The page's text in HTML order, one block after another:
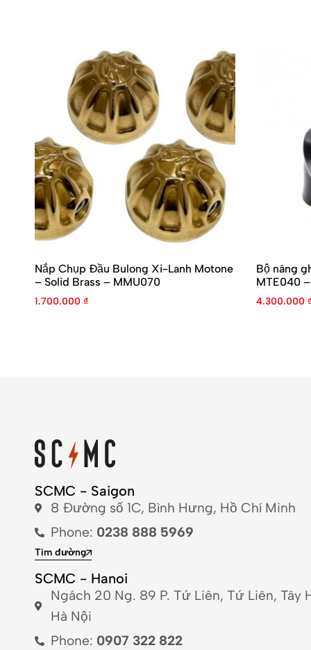
Nắp Chụp Đầu Bulong Xi-Lanh Motone
– Solid Brass – MMU070
1.700.000 ₫
Bộ nâng
MTE040
4.300.000
SCMC - Saigon
8 Đường số 1C, Bình Hưng, Hồ Chí Minh
Phone: 0238 888 5969
Tìm đường
SCMC - Hanoi
Ngách 20 Ng. 89 P. Tứ Liên, Tứ Liên, Tây
Hà Nội
Phone: 0907 322 822